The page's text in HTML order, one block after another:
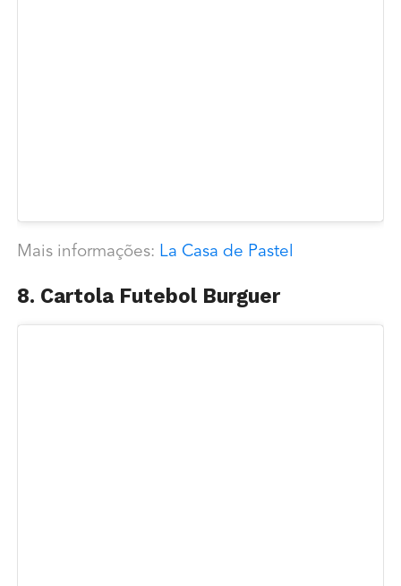
Mais informações: La Casa de Pastel
8. Cartola Futebol Burguer